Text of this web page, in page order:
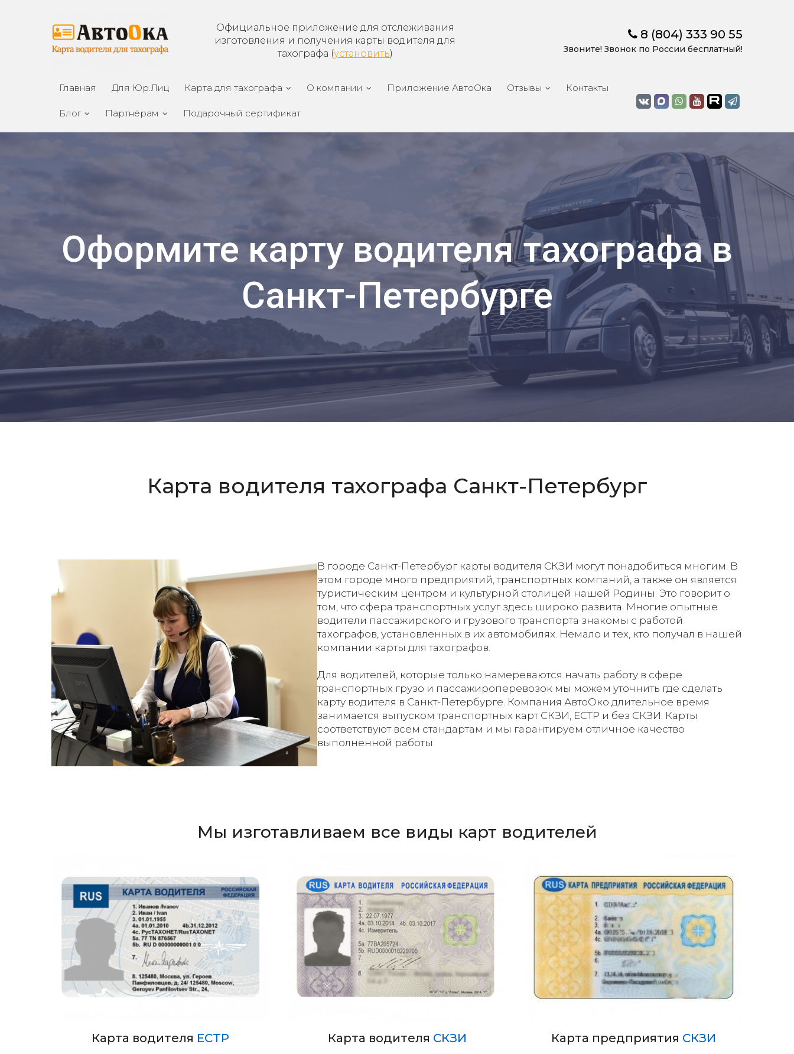
Официальное приложение для отслеживания
изготовления и получения карты водителя для
тахографа (установить)
8 (804) 333 90 55
Звоните! Звонок по России бесплатный!
Главная Для Юр.Лиц Карта для тахографа О компании Приложение АвтоОка Отзывы Контакты
Блог Партнёрам Подарочный сертификат
Оформите карту водителя тахографа в
Санкт-Петербурге
Карта водителя тахографа Санкт-Петербург
В городе Санкт-Петербург карты водителя СКЗИ могут понадобиться многим. В
этом городе много предприятий, транспортных компаний, а также он является
туристическим центром и культурной столицей нашей Родины. Это говорит о
том, что сфера транспортных услуг здесь широко развита. Многие опытные
водители пассажирского и грузового транспорта знакомы с работой
тахографов, установленных в их автомобилях. Немало и тех, кто получал в нашей
компании карты для тахографов.
Для водителей, которые только намереваются начать работу в сфере
транспортных грузо и пассажироперевозок мы можем уточнить где сделать
карту водителя в Санкт-Петербурге. Компания АвтоОко длительное время
занимается выпуском транспортных карт СКЗИ, ЕСТР и без СКЗИ. Карты
соответствуют всем стандартам и мы гарантируем отличное качество
выполненной работы.
Мы изготавливаем все виды карт водителей
Карта водителя ЕСТР Карта водителя СКЗИ Карта предприятия СКЗИ